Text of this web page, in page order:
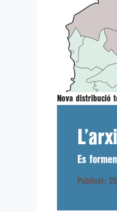
Nova distribució
Es
Publicat: